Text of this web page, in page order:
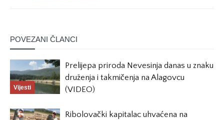
POVEZANI ČLANCI
Vijesti
Prelijepa priroda Nevesinja danas u znaku
druženja i takmičenja na Alagovcu
(VIDEO)
Ribolovački kapitalac uhvaćena na